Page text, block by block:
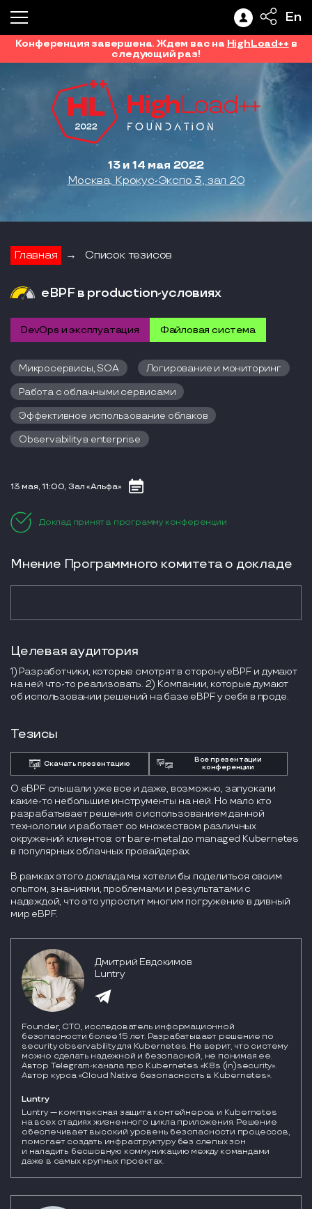
En
Конференция завершена. Ждем вас на HighLoad++ в
следующий раз!
13 и 14 мая 2022
Москва, Крокус-Экспо 3, зал 20
Главная → Список тезисов
eBPF в production-условиях
DevOps и эксплуатация Файловая система
Микросервисы, SOA
Логирование и мониторинг
Работа с облачными сервисами
Эффективное использование облаков
Observability в enterprise
13 мая, 11:00, Зал «Альфа»
Доклад принят в программу конференции
Мнение Программного комитета о докладе
Целевая аудитория
1) Разработчики, которые смотрят в сторону eBPF и думают
на ней что-то реализовать. 2) Компании, которые думают
об использовании решений на базе eBPF у себя в проде.
Тезисы
Скачать презентацию
Все презентации
конференции
О eBPF слышали уже все и даже, возможно, запускали
какие-то небольшие инструменты на ней. Но мало кто
разрабатывает решения с использованием данной
технологии и работает со множеством различных
окружений клиентов: от bare-metal до managed Kubernetes
в популярных облачных провайдерах.
В рамках этого доклада мы хотели бы поделиться своим
опытом, знаниями, проблемами и результатами с
надеждой, что это упростит многим погружение в дивный
мир eBPF.
Дмитрий Евдокимов
Luntry
Founder, CTO, исследователь информационной
безопасности более 15 лет. Разрабатывает решение по
security observability для Kubernetes. Не верит, что систему
можно сделать надежной и безопасной, не понимая ее.
Автор Telegram-канала про Kubernetes «K8s (in)security».
Автор курса «Cloud Native безопасность в Kubernetes».
Luntry
Luntry — комплексная защита контейнеров и Kubernetes
на всех стадиях жизненного цикла приложения. Решение
обеспечивает высокий уровень безопасности процессов,
помогает создать инфраструктуру без слепых зон
и наладить бесшовную коммуникацию между командами
даже в самых крупных проектах.